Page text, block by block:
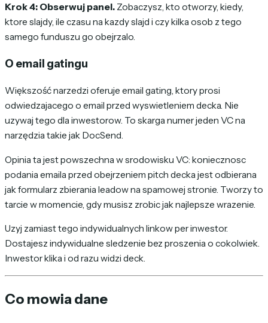
Krok 4: Obserwuj panel. Zobaczysz, kto otworzy, kiedy,
ktore slajdy, ile czasu na kazdy slajd i czy kilka osob z tego
samego funduszu go obejrzalo.
O email gatingu
Większość narzedzi oferuje email gating, ktory prosi
odwiedzajacego o email przed wyswietleniem decka. Nie
uzywaj tego dla inwestorow. To skarga numer jeden VC na
narzędzia takie jak DocSend.
Opinia ta jest powszechna w srodowisku VC: koniecznosc
podania emaila przed obejrzeniem pitch decka jest odbierana
jak formularz zbierania leadow na spamowej stronie. Tworzy to
tarcie w momencie, gdy musisz zrobic jak najlepsze wrazenie.
Uzyj zamiast tego indywidualnych linkow per inwestor.
Dostajesz indywidualne sledzenie bez proszenia o cokolwiek.
Inwestor klika i od razu widzi deck.
Co mowia dane